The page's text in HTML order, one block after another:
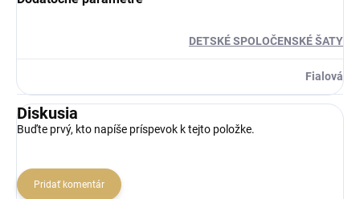
DETSKÉ SPOLOČENSKÉ ŠATY
Fialová
Diskusia
Buďte prvý, kto napíše príspevok k tejto položke.
Pridať komentár